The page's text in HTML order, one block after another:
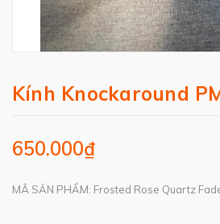
Kính Knockaround
650.000₫
MÃ SẢN PHẨM: Frosted Rose Quartz